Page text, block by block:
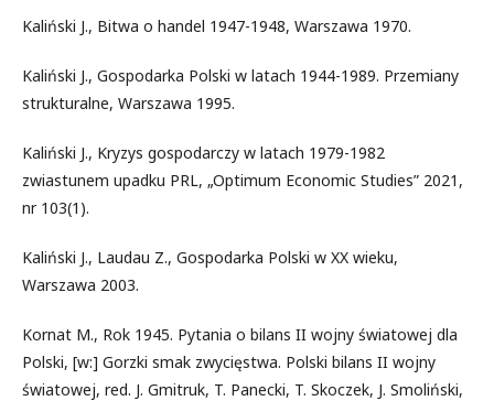
Kaliński J., Bitwa o handel 1947-1948, Warszawa 1970.
Kaliński J., Gospodarka Polski w latach 1944-1989. Przemiany
strukturalne, Warszawa 1995.
Kaliński J., Kryzys gospodarczy w latach 1979-1982
zwiastunem upadku PRL, „Optimum Economic Studies” 2021,
nr 103(1).
Kaliński J., Laudau Z., Gospodarka Polski w XX wieku,
Warszawa 2003.
Kornat M., Rok 1945. Pytania o bilans II wojny światowej dla
Polski, [w:] Gorzki smak zwycięstwa. Polski bilans II wojny
światowej, red. J. Gmitruk, T. Panecki, T. Skoczek, J. Smoliński,